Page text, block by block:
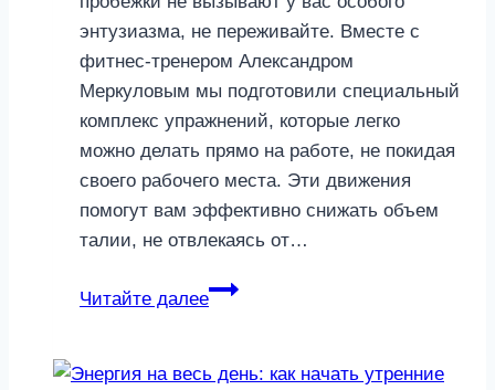
энтузиазма, не переживайте. Вместе с
фитнес-тренером Александром
Меркуловым мы подготовили специальный
комплекс упражнений, которые легко
можно делать прямо на работе, не покидая
своего рабочего места. Эти движения
помогут вам эффективно снижать объем
талии, не отвлекаясь от…
Читайте далее
Упражнения
талии,